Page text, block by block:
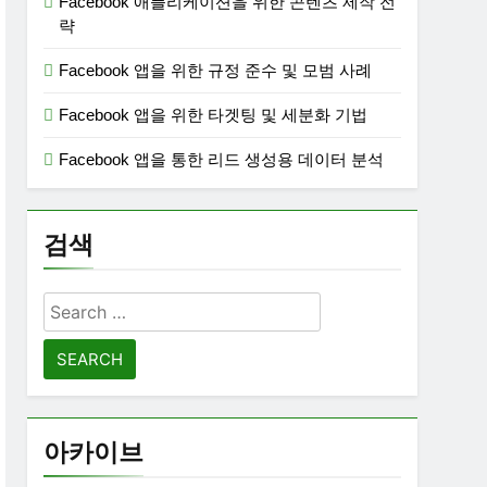
략
Facebook 앱을 위한 규정 준수 및 모범 사례
Facebook 앱을 위한 타겟팅 및 세분화 기법
Facebook 앱을 통한 리드 생성용 데이터 분석
검색
Search
for:
아카이브